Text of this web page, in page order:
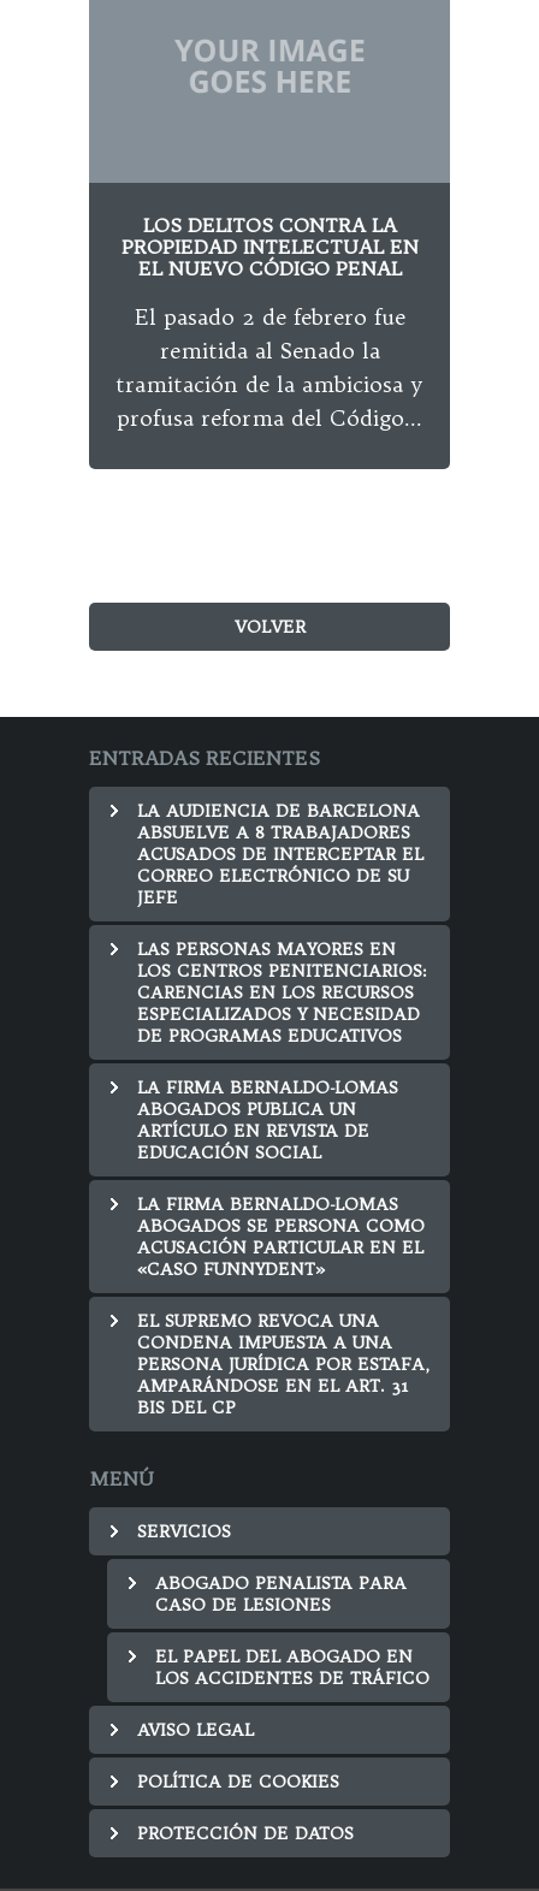
LOS DELITOS CONTRA LA
PROPIEDAD INTELECTUAL EN
EL NUEVO CÓDIGO PENAL
El pasado 2 de febrero fue
remitida al Senado la
tramitación de la ambiciosa y
profusa reforma del Código...
VOLVER
ENTRADAS RECIENTES
LA AUDIENCIA DE BARCELONA
ABSUELVE A 8 TRABAJADORES
ACUSADOS DE INTERCEPTAR EL
CORREO ELECTRÓNICO DE SU
JEFE
LAS PERSONAS MAYORES EN
LOS CENTROS PENITENCIARIOS:
CARENCIAS EN LOS RECURSOS
ESPECIALIZADOS Y NECESIDAD
DE PROGRAMAS EDUCATIVOS
LA FIRMA BERNALDO-LOMAS
ABOGADOS PUBLICA UN
ARTÍCULO EN REVISTA DE
EDUCACIÓN SOCIAL
LA FIRMA BERNALDO-LOMAS
ABOGADOS SE PERSONA COMO
ACUSACIÓN PARTICULAR EN EL
«CASO FUNNYDENT»
EL SUPREMO REVOCA UNA
CONDENA IMPUESTA A UNA
PERSONA JURÍDICA POR ESTAFA,
AMPARÁNDOSE EN EL ART. 31
BIS DEL CP
MENÚ
SERVICIOS
ABOGADO PENALISTA PARA
CASO DE LESIONES
EL PAPEL DEL ABOGADO EN
LOS ACCIDENTES DE TRÁFICO
AVISO LEGAL
POLÍTICA DE COOKIES
PROTECCIÓN DE DATOS